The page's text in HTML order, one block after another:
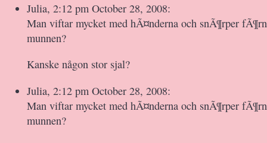
Julia, 2:12 pm October 28, 2008:
Man viftar mycket med hÃ¤nderna och snÃ¶rper
munnen?
Kanske någon stor sjal?
Julia, 2:12 pm October 28, 2008:
Man viftar mycket med hÃ¤nderna och snÃ¶rper
munnen?